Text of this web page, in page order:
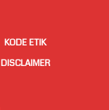
KODE ETIK
DISCLAIMER